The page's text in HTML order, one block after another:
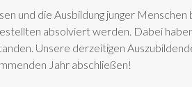
und die Ausbildung junger
absolviert werden. Dabei
Unsere derzeitigen
Jahr abschließen!